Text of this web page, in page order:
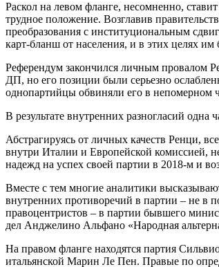
Раскол на левом фланге, несомненно,
трудное положение. Возглавив
преобразования с институциональным
карт-бланш от населения, и в этих целях
Референдум закончился личным провалом
ДП, но его позиции были серьезно
однопартийцы обвиняли его в непомерном
В результате внутренних разногласий
Абстрагируясь от личных качеств Ренци,
внутри Италии и Европейской комиссией,
надежд на успех своей партии в 2018-м и
Вместе с тем многие аналитики
внутренних противоречий в партии – не в
правоцентристов – в партии бывшего
дел Анджелино Альфано «Народная
На правом фланге находятся партия
итальянской Марин Ле Пен. Правые по